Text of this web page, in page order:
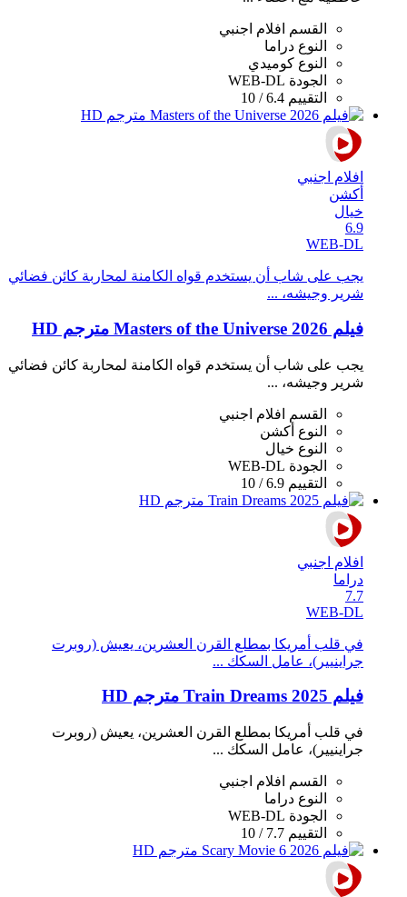
القسم
افلام اجنبي
النوع دراما
النوع كوميدي
الجودة WEB-DL
التقييم 6.4 / 10
افلام اجنبي
أكشن
خيال
6.9
WEB-DL
يجب على شاب أن يستخدم قواه الكامنة لمحاربة كائن فضائي
شرير وجيشه، ...
فيلم Masters of the Universe 2026 مترجم HD
يجب على شاب أن يستخدم قواه الكامنة لمحاربة كائن فضائي
شرير وجيشه، ...
القسم
افلام اجنبي
النوع أكشن
النوع خيال
الجودة WEB-DL
التقييم 6.9 / 10
افلام اجنبي
دراما
7.7
WEB-DL
في قلب أمريكا بمطلع القرن العشرين، يعيش (روبرت
جراينيير)، عامل السكك ...
فيلم Train Dreams 2025 مترجم HD
في قلب أمريكا بمطلع القرن العشرين، يعيش (روبرت
جراينيير)، عامل السكك ...
القسم
افلام اجنبي
النوع دراما
الجودة WEB-DL
التقييم 7.7 / 10